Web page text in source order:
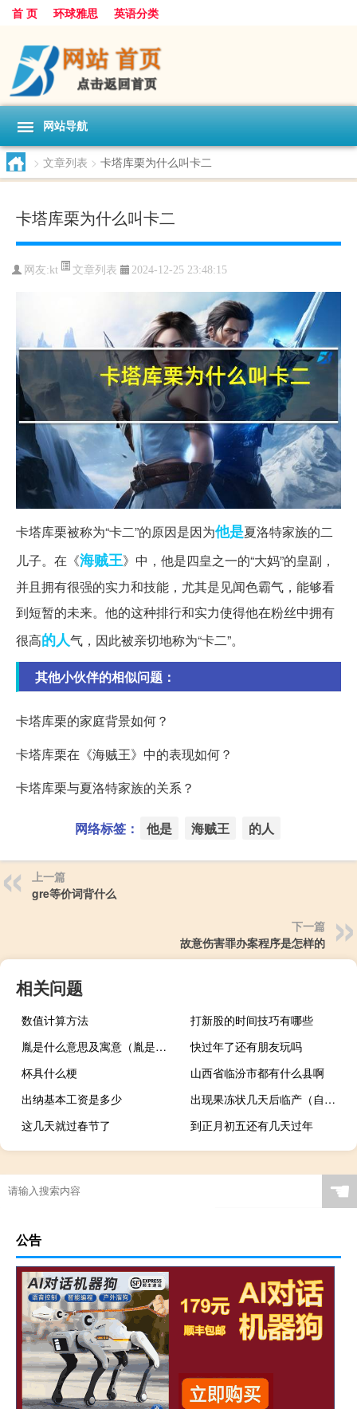
首 页 环球雅思 英语分类
网站导航
> 文章列表 > 卡塔库栗为什么叫卡二
卡塔库栗为什么叫卡二
网友:kt 文章列表 2024-12-25 23:48:15
卡塔库栗被称为“卡二”的原因是因为他是夏洛特家族的二
儿子。在《海贼王》中，他是四皇之一的“大妈”的皇副，
并且拥有很强的实力和技能，尤其是见闻色霸气，能够看
到短暂的未来。他的这种排行和实力使得他在粉丝中拥有
很高的人气，因此被亲切地称为“卡二”。
其他小伙伴的相似问题：
卡塔库栗的家庭背景如何？
卡塔库栗在《海贼王》中的表现如何？
卡塔库栗与夏洛特家族的关系？
网络标签： 他是 海贼王 的人
上一篇
gre等价词背什么
下一篇
故意伤害罪办案程序是怎样的
相关问题
数值计算方法
打新股的时间技巧有哪些
胤是什么意思及寓意（胤是什么意思）
快过年了还有朋友玩吗
杯具什么梗
山西省临汾市都有什么县啊
出纳基本工资是多少
出现果冻状几天后临产（自己怎么知道宫口开了）
这几天就过春节了
到正月初五还有几天过年
☚
公告